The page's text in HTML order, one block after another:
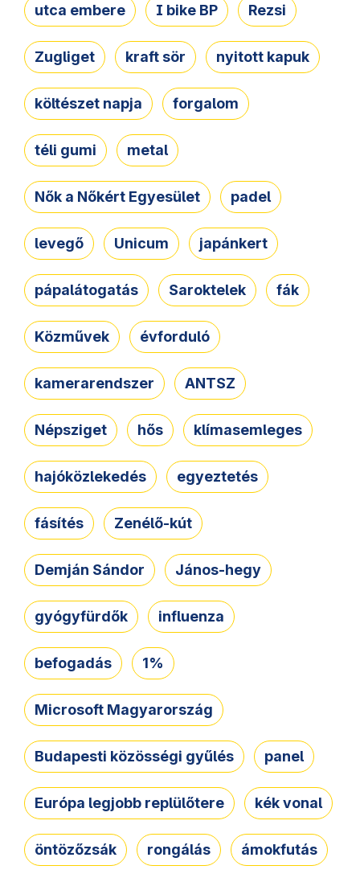
utca embere I bike BP Rezsi
Zugliget kraft sör nyitott kapuk
költészet napja forgalom
téli gumi metal
Nők a Nőkért Egyesület padel
levegő Unicum japánkert
pápalátogatás Saroktelek fák
Közművek évforduló
kamerarendszer ANTSZ
Népsziget hős klímasemleges
hajóközlekedés egyeztetés
fásítés Zenélő-kút
Demján Sándor János-hegy
gyógyfürdők influenza
befogadás 1%
Microsoft Magyarország
Budapesti közösségi gyűlés panel
Európa legjobb replülőtere kék vonal
öntözőzsák rongálás ámokfutás